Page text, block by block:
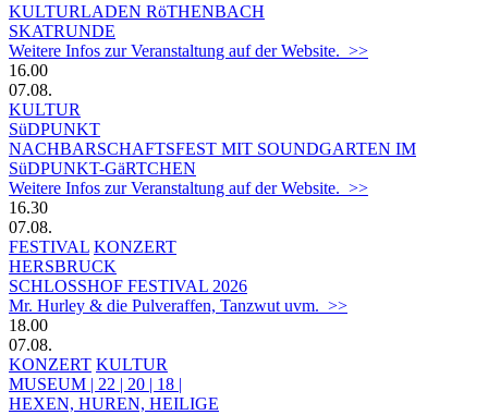
KULTURLADEN RöTHENBACH
SKATRUNDE
Weitere Infos zur Veranstaltung auf der Website. >>
16.00
07.08.
KULTUR
SüDPUNKT
NACHBARSCHAFTSFEST MIT SOUNDGARTEN IM
SüDPUNKT-GäRTCHEN
Weitere Infos zur Veranstaltung auf der Website. >>
16.30
07.08.
FESTIVAL KONZERT
HERSBRUCK
SCHLOSSHOF FESTIVAL 2026
Mr. Hurley & die Pulveraffen, Tanzwut uvm. >>
18.00
07.08.
KONZERT KULTUR
MUSEUM | 22 | 20 | 18 |
HEXEN, HUREN, HEILIGE